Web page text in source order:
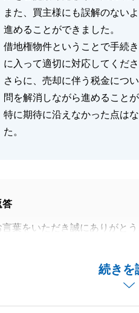
また、買主様にも誤解のない
進めることができました。
借地権物件ということで手続
に入って適切に対応してくだ
さらに、売却に伴う税金につ
問を解消しながら進めることが
特に期待に沿えなかった点は
た。
続きを
答
葉をいただき誠にありがとう
り安心してお取引を進めるこ